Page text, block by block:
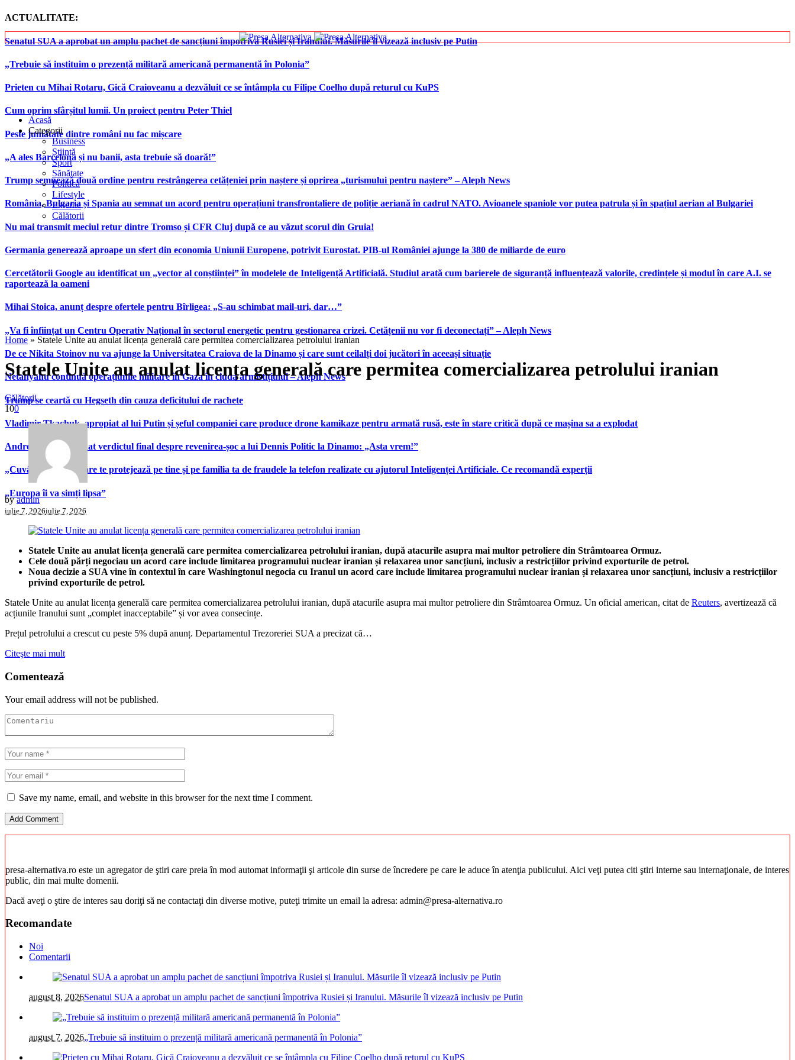
ACTUALITATE:
Senatul SUA a aprobat un amplu pachet de sancțiuni împotriva Rusiei și Iranului. Măsurile îl vizează inclusiv pe Putin
„Trebuie să instituim o prezență militară americană permanentă în Polonia”
Prieten cu Mihai Rotaru, Gică Craioveanu a dezvăluit ce se întâmpla cu Filipe Coelho după returul cu KuPS
Cum oprim sfârșitul lumii. Un proiect pentru Peter Thiel
Peste jumătate dintre români nu fac mișcare
„A ales Barcelona și nu banii, asta trebuie să doară!”
Trump semnează două ordine pentru restrângerea cetățeniei prin naștere și oprirea „turismului pentru naștere” – Aleph News
România, Bulgaria și Spania au semnat un acord pentru operațiuni transfrontaliere de poliție aeriană în cadrul NATO. Avioanele spaniole vor putea patrula și în spațiul aerian al Bulgariei
Nu mai transmit meciul retur dintre Tromso și CFR Cluj după ce au văzut scorul din Gruia!
Germania generează aproape un sfert din economia Uniunii Europene, potrivit Eurostat. PIB-ul României ajunge la 380 de miliarde de euro
Cercetătorii Google au identificat un „vector al conștiinței” în modelele de Inteligență Artificială. Studiul arată cum barierele de siguranță influențează valorile, credințele și modul în care A.I. se
raportează la oameni
Mihai Stoica, anunț despre ofertele pentru Bîrligea: „S-au schimbat mail-uri, dar…”
„Va fi înființat un Centru Operativ Național în sectorul energetic pentru gestionarea crizei. Cetățenii nu vor fi deconectați” – Aleph News
De ce Nikita Stoinov nu va ajunge la Universitatea Craiova de la Dinamo și care sunt ceilalți doi jucători în aceeași situație
Netanyahu continuă operațiunile militare în Gaza în ciuda armistițiului – Aleph News
Trump se ceartă cu Hegseth din cauza deficitului de rachete
Vladimir Tkachuk, apropiat al lui Putin și șeful companiei care produce drone kamikaze pentru armată rusă, este în stare critică după ce mașina sa a explodat
Andrei Nicolescu a dat verdictul final despre revenirea-șoc a lui Dennis Politic la Dinamo: „Asta vrem!”
„Cuvântul secret” care te protejează pe tine și pe familia ta de fraudele la telefon realizate cu ajutorul Inteligenței Artificiale. Ce recomandă experții
„Europa îi va simți lipsa”
Acasă
Categorii
Business
Știință
Sport
Sănătate
Politică
Lifestyle
Externe
Călătorii
Home » Statele Unite au anulat licența generală care permitea comercializarea petrolului iranian
Statele Unite au anulat licența generală care permitea comercializarea petrolului iranian
Călătorii
100
byadmin
iulie 7, 2026iulie 7, 2026
Statele Unite au anulat licența generală care permitea comercializarea petrolului iranian, după atacurile asupra mai multor petroliere din Strâmtoarea Ormuz.
Cele două părți negociau un acord care include limitarea programului nuclear iranian și relaxarea unor sancțiuni, inclusiv a restricțiilor privind exporturile de petrol.
Noua decizie a SUA vine în contextul în care Washingtonul negocia cu Iranul un acord care include limitarea programului nuclear iranian și relaxarea unor sancțiuni, inclusiv a restricțiilor
privind exporturile de petrol.
Statele Unite au anulat licența generală care permitea comercializarea petrolului iranian, după atacurile asupra mai multor petroliere din Strâmtoarea Ormuz. Un oficial american, citat de Reuters, avertizează că
acțiunile Iranului sunt „complet inacceptabile” și vor avea consecințe.
Prețul petrolului a crescut cu peste 5% după anunț. Departamentul Trezoreriei SUA a precizat că…
Citeşte mai mult
Comentează
Your email address will not be published.
Save my name, email, and website in this browser for the next time I comment.
presa-alternativa.ro este un agregator de ştiri care preia în mod automat informaţii şi articole din surse de încredere pe care le aduce în atenţia publicului. Aici veţi putea citi ştiri interne sau internaţionale, de interes
public, din mai multe domenii.
Dacă aveţi o ştire de interes sau doriţi să ne contactaţi din diverse motive, puteţi trimite un email la adresa: admin@presa-alternativa.ro
Recomandate
Noi
Comentarii
august 8, 2026Senatul SUA a aprobat un amplu pachet de sancțiuni împotriva Rusiei și Iranului. Măsurile îl vizează inclusiv pe Putin
august 7, 2026„Trebuie să instituim o prezență militară americană permanentă în Polonia”